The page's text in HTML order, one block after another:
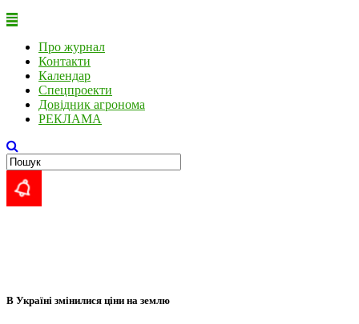
Про журнал
Контакти
Календар
Спецпроекти
Довідник агронома
РЕКЛАМА
В Україні змінилися ціни на землю